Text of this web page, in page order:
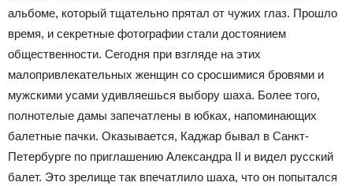
альбоме, который тщательно прятал от чужих глаз. Прошло
время, и секретные фотографии стали достоянием
общественности. Сегодня при взгляде на этих
малопривлекательных женщин со сросшимися бровями и
мужскими усами удивляешься выбору шаха. Более того,
полнотелые дамы запечатлены в юбках, напоминающих
балетные пачки. Оказывается, Каджар бывал в Санкт-
Петербурге по приглашению Александра II и видел русский
балет. Это зрелище так впечатлило шаха, что он попытался